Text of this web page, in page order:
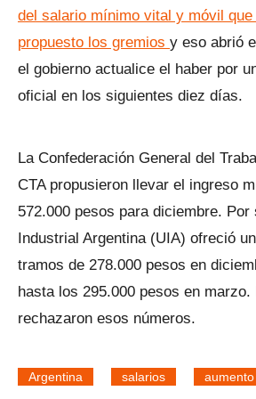
del salario mínimo vital y móvil que
propuesto los gremios y eso abrió
el gobierno actualice el haber por
oficial en los siguientes diez días.
La Confederación General del
CTA propusieron llevar el ingreso
572.000 pesos para diciembre.
Industrial Argentina (UIA) ofreció
tramos de 278.000 pesos en
hasta los 295.000 pesos en
rechazaron esos números.
Argentina salarios